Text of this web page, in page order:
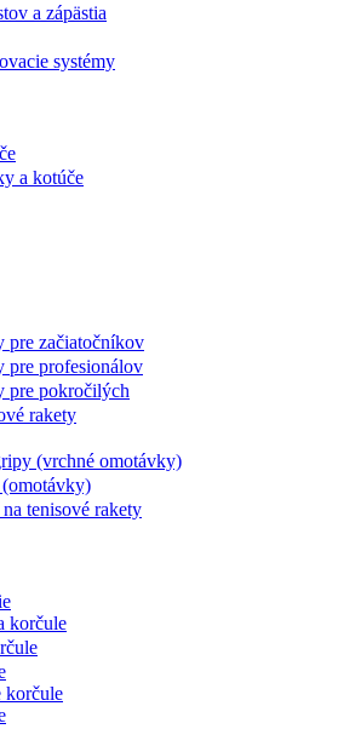
a zápästia
systémy
a kotúče
pre začiatočníkov
pre profesionálov
pre pokročilých
rakety
(vrchné omotávky)
tenisové rakety
korčule
korčule